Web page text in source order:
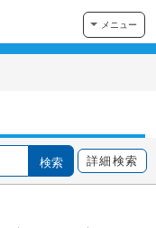
メニュー
検索 詳細検索